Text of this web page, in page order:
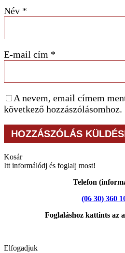
Név *
E-mail cím *
A nevem, email címem
következő hozzászólásomhoz.
Kosár
Itt informálódj és foglalj most!
Telefon
(06 30) 360
Foglaláshoz kattints az
Elfogadjuk